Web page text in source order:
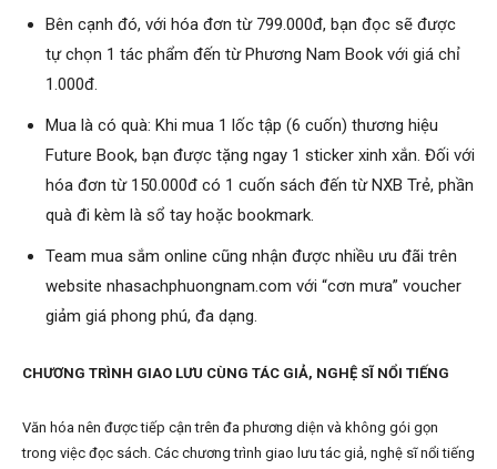
Bên cạnh đó, với hóa đơn từ 799.000đ, bạn đọc sẽ được
tự chọn 1 tác phẩm đến từ Phương Nam Book với giá chỉ
1.000đ.
Mua là có quà: Khi mua 1 lốc tập (6 cuốn) thương hiệu
Future Book, bạn được tặng ngay 1 sticker xinh xắn. Đối với
hóa đơn từ 150.000đ có 1 cuốn sách đến từ NXB Trẻ, phần
quà đi kèm là sổ tay hoặc bookmark.
Team mua sắm online cũng nhận được nhiều ưu đãi trên
website nhasachphuongnam.com với “cơn mưa” voucher
giảm giá phong phú, đa dạng.
CHƯƠNG TRÌNH GIAO LƯU CÙNG TÁC GIẢ, NGHỆ SĨ NỔI TIẾNG
Văn hóa nên được tiếp cận trên đa phương diện và không gói gọn
trong việc đọc sách. Các chương trình giao lưu tác giả, nghệ sĩ nổi tiếng